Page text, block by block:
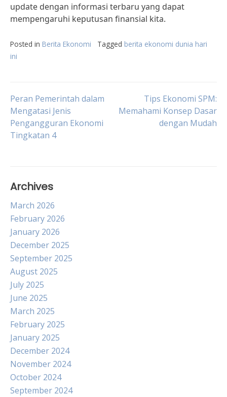
update dengan informasi terbaru yang dapat
mempengaruhi keputusan finansial kita.
Posted in Berita Ekonomi Tagged berita ekonomi dunia hari
ini
Post
navigation
Peran Pemerintah dalam
Mengatasi Jenis
Pengangguran Ekonomi
Tingkatan 4
Tips Ekonomi SPM:
Memahami Konsep Dasar
dengan Mudah
Archives
March 2026
February 2026
January 2026
December 2025
September 2025
August 2025
July 2025
June 2025
March 2025
February 2025
January 2025
December 2024
November 2024
October 2024
September 2024